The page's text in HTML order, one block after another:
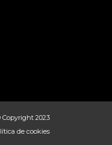
2023
de cookies